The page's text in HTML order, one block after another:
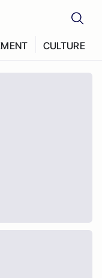
CULTURE